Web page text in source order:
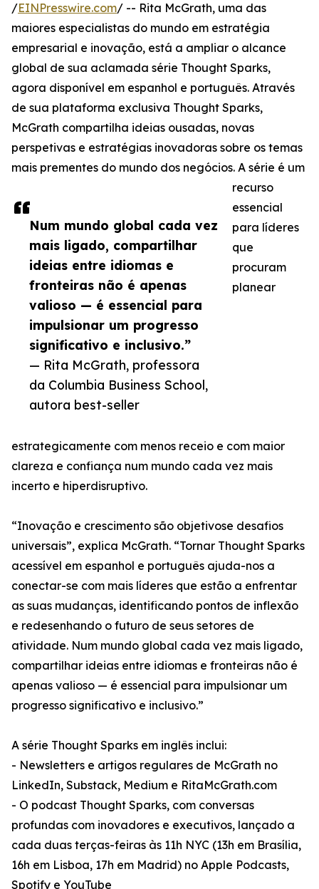
Num mundo global cada vez
mais ligado, compartilhar
ideias entre idiomas e
fronteiras não é apenas
valioso — é essencial para
impulsionar um progresso
significativo e inclusivo.”
— Rita McGrath, professora
da Columbia Business School,
autora best-seller
/EINPresswire.com/ -- Rita McGrath, uma das
maiores especialistas do mundo em estratégia
empresarial e inovação, está a ampliar o alcance
global de sua aclamada série Thought Sparks,
agora disponível em espanhol e português. Através
de sua plataforma exclusiva Thought Sparks,
McGrath compartilha ideias ousadas, novas
perspetivas e estratégias inovadoras sobre os temas
mais prementes do mundo dos negócios. A série é um
recurso
essencial
para líderes
que
procuram
planear
estrategicamente com menos receio e com maior
clareza e confiança num mundo cada vez mais
incerto e hiperdisruptivo.
“Inovação e crescimento são objetivose desafios
universais”, explica McGrath. “Tornar Thought Sparks
acessível em espanhol e português ajuda-nos a
conectar-se com mais líderes que estão a enfrentar
as suas mudanças, identificando pontos de inflexão
e redesenhando o futuro de seus setores de
atividade. Num mundo global cada vez mais ligado,
compartilhar ideias entre idiomas e fronteiras não é
apenas valioso — é essencial para impulsionar um
progresso significativo e inclusivo.”
A série Thought Sparks em inglês inclui:
- Newsletters e artigos regulares de McGrath no
LinkedIn, Substack, Medium e RitaMcGrath.com
- O podcast Thought Sparks, com conversas
profundas com inovadores e executivos, lançado a
cada duas terças-feiras às 11h NYC (13h em Brasília,
16h em Lisboa, 17h em Madrid) no Apple Podcasts,
Spotify e YouTube